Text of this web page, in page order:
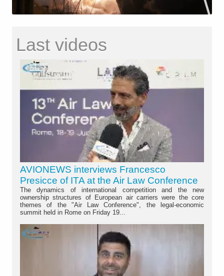
Last videos
AVIONEWS interviews Francesco
Presicce of ITA at the Air Law Conference
The dynamics of international competition and the new
ownership structures of European air carriers were the core
themes of the "Air Law Conference", the legal-economic
summit held in Rome on Friday 19...